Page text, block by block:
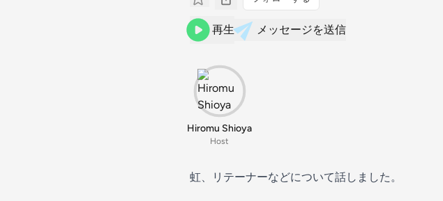
再生 メッセージを送信
Hiromu Shioya
Host
虹、リテーナーなどについて話しました。